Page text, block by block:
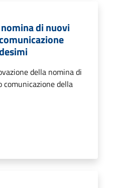
di nuovi
della nomina di
della